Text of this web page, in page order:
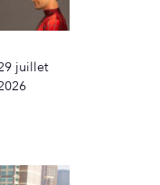
juillet